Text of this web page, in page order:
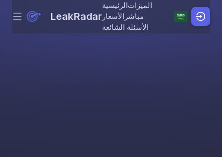
Skip to content
Menu LeakRadar
الرئيسيةالميزات
الأسعار مباشر
الأسئلة الشائعة